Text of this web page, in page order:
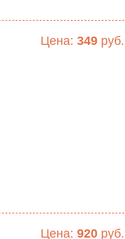
Цена: 349
Цена: 920